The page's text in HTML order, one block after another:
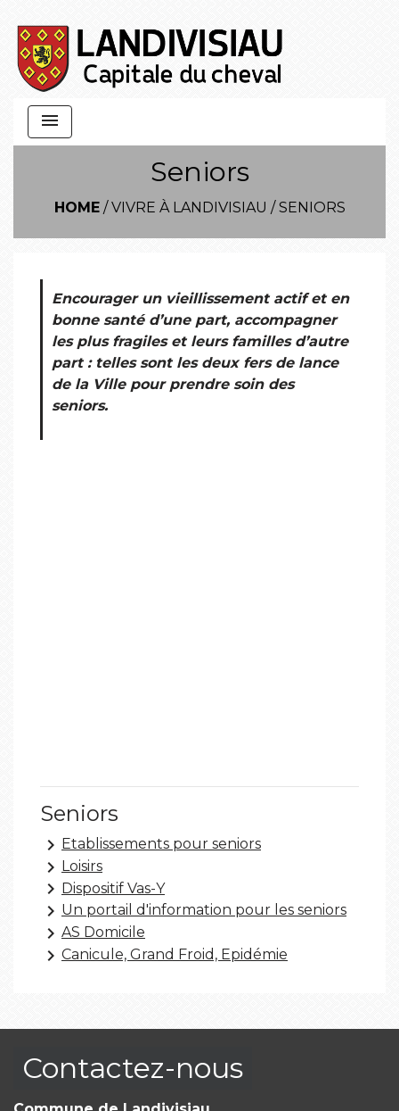
menu
Seniors
HOME/VIVRE À LANDIVISIAU /SENIORS
Encourager un vieillissement actif et en
bonne santé d’une part, accompagner
les plus fragiles et leurs familles d’autre
part : telles sont les deux fers de lance
de la Ville pour prendre soin des
seniors.
Seniors
keyboard_arrow_right Etablissements pour seniors
keyboard_arrow_right Loisirs
keyboard_arrow_right Dispositif Vas-Y
keyboard_arrow_right Un portail d'information pour les seniors
keyboard_arrow_right AS Domicile
keyboard_arrow_right Canicule, Grand Froid, Epidémie
Contactez-nous